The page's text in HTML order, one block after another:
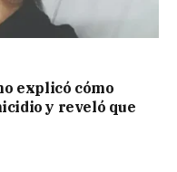
explicó cómo
y reveló que